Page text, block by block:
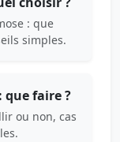
: que
simples.
faire ?
ou non, cas